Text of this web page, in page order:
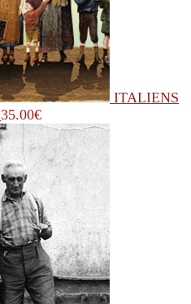
ITALIENS
35.00€